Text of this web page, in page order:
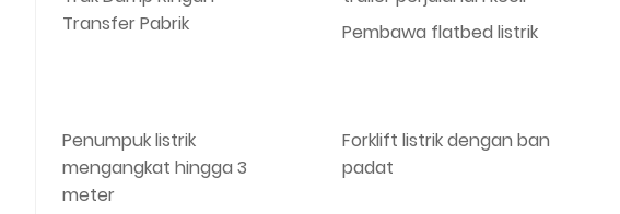
Transfer Pabrik
Pembawa flatbed listrik
Penumpuk listrik
mengangkat hingga 3
meter
Forklift listrik dengan ban
padat